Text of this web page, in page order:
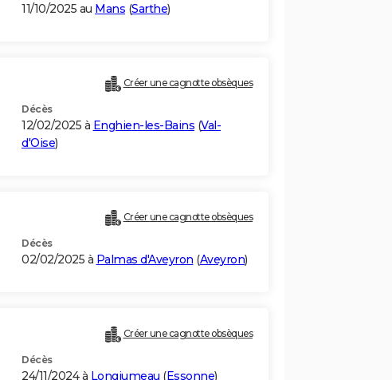
11/10/2025 au Mans (Sarthe)
Créer une cagnotte obsèques
Décès
12/02/2025 à Enghien-les-Bains (Val-
d'Oise)
Créer une cagnotte obsèques
Décès
02/02/2025 à Palmas d'Aveyron (Aveyron)
Créer une cagnotte obsèques
Décès
24/11/2024 à Longjumeau (Essonne)